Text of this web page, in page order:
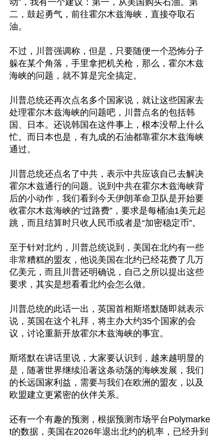
动”，我有一个建议：第一，从美国购买石油。第
二，鼓起勇气，前往霍尔木兹海峡，直接夺取石
油。
不过，川普强调称，但是，只要随便一个恐怖分子
躲在某个角落，手里拿把机关枪，那么，霍尔木兹
海峡的问题，就不算是完全搞定。
川普总统还再次点名多个国家说，就让这些国家去
处理霍尔木兹海峡的问题吧，川普点名的包括韩
国、日本。还说韩国在这件事上，根本没帮上什么
忙。而日本也是，有九成的石油都靠霍尔木兹海峡
通过。
川普总统还点名了中共，表示中共应该自己去解决
霍尔木兹通行的问题。说到中共在霍尔木兹海峡背
后的小动作，我们看到今天伊朗革命卫队是开始要
收霍尔木兹海峡的“过路费”，要求是每桶油1美元起
跳，而且结算时只收人民币或者是“加密稳定币”。
至于针对北约，川普总统说到，美国在北约有一些
非常糟糕的盟友，他说美国在北约已经花费了几万
亿美元，而且川普还明确说，自己之所以提出这些
要求，其实是想看看北约会怎么做。
川普总统的此话一出，英国首相斯塔默随即就表示
说，英国在这个礼拜，将主办大约35个国家的会
议，讨论重新开放霍尔木兹海峡的事宜。
斯塔默在讲话里说，大家要认识到，越来越明显的
是，随著世界继续沿著这条动荡的海峡发展，我们
的长远国家利益，需要与我们在欧洲的盟友，以及
欧盟建立更紧密的伙伴关系。
还有一个有趣的预测，根据预测市场平台Polymarke
t的数据，美国在2026年退出北约的机率，已经升到